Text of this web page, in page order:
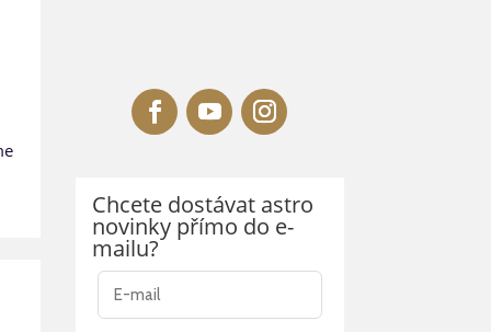
Chcete dostávat astro
novinky přímo do e-
mailu?